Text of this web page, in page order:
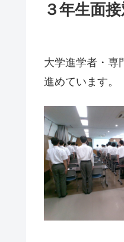
３年生面
大学進学者・専
進めています。